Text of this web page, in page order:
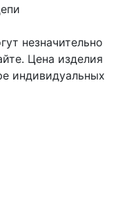
незначительно
Цена изделия
индивидуальных